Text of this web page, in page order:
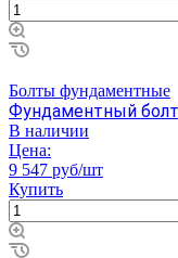
Болты фундаментные
Фундаментный
В наличии
Цена:
9 547 руб/шт
Купить